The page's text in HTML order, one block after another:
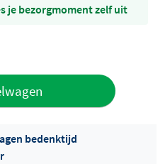
je bezorgmoment zelf uit
bedenktijd